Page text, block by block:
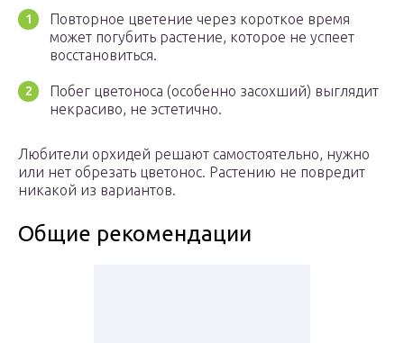
Повторное цветение через короткое время
может погубить растение, которое не успеет
восстановиться.
Побег цветоноса (особенно засохший) выглядит
некрасиво, не эстетично.
Любители орхидей решают самостоятельно, нужно
или нет обрезать цветонос. Растению не повредит
никакой из вариантов.
Общие рекомендации